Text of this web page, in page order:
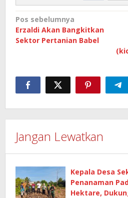
Navigasi
pos
Pos sebelumnya
Erzaldi Akan Bangkitkan
Sektor Pertanian Babel
Jangan Lewatkan
Kepala Desa
Penanaman
Hektare,